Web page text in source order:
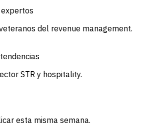
del revenue management.
STR y hospitality.
esta misma semana.